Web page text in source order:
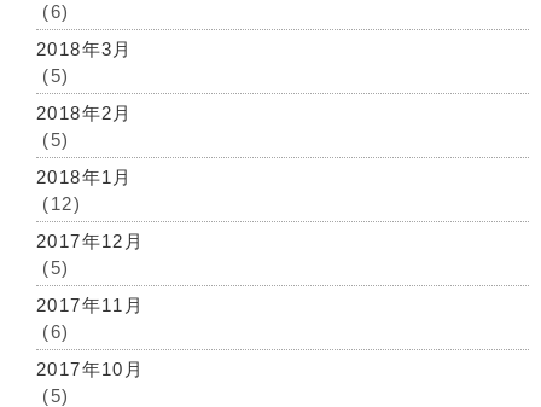
(6)
2018年3月
(5)
2018年2月
(5)
2018年1月
(12)
2017年12月
(5)
2017年11月
(6)
2017年10月
(5)